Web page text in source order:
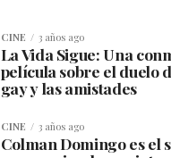
CINE 3 años ago
La Vida Sigue: Una
película sobre el duelo
gay y las amistades
CINE 3 años ago
Colman Domingo es el